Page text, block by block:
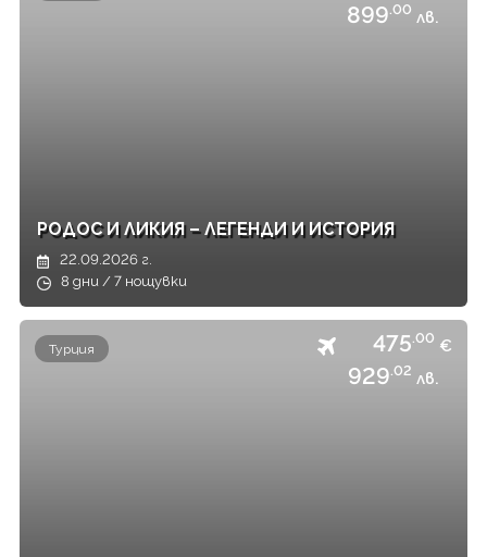
899.00 лв.
РОДОС И ЛИКИЯ – ЛЕГЕНДИ И ИСТОРИЯ
22.09.2026 г.
8 дни / 7 нощувки
Турция 475.00 €
929.02 лв.